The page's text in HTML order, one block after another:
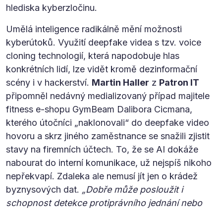
hlediska kyberzločinu.
Umělá inteligence radikálně mění možnosti
kyberútoků. Využití deepfake videa s tzv. voice
cloning technologií, která napodobuje hlas
konkrétních lidí, lze vidět kromě dezinformační
scény i v hackerství. Martin Haller z Patron IT
připomněl nedávný medializovaný případ majitele
fitness e-shopu GymBeam Dalibora Cicmana,
kterého útočníci „naklonovali“ do deepfake video
hovoru a skrz jiného zaměstnance se snažili zjistit
stavy na firemních účtech. To, že se AI dokáže
nabourat do interní komunikace, už nejspíš nikoho
nepřekvapí. Zdaleka ale nemusí jít jen o krádež
byznysových dat. „Dobře může posloužit i
schopnost detekce protiprávního jednání nebo